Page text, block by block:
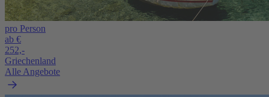
pro Person
ab €
252,-
Griechenland
Alle Angebote